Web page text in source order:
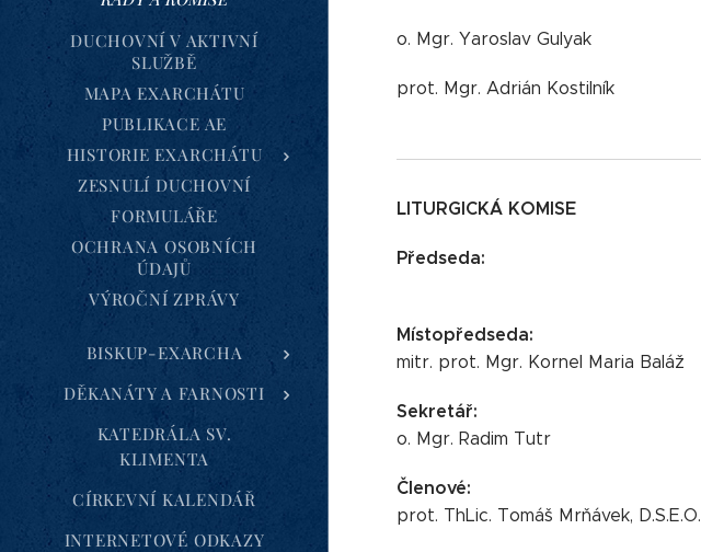
DUCHOVNÍ V AKTIVNÍ
SLUŽBĚ
MAPA EXARCHÁTU
PUBLIKACE AE
HISTORIE EXARCHÁTU
ZESNULÍ DUCHOVNÍ
FORMULÁŘE
OCHRANA OSOBNÍCH
ÚDAJŮ
VÝROČNÍ ZPRÁVY
BISKUP-EXARCHA
DĚKANÁTY A FARNOSTI
KATEDRÁLA SV.
KLIMENTA
CÍRKEVNÍ KALENDÁŘ
INTERNETOVÉ ODKAZY
o. Mgr. Yaroslav Gulyak
prot. Mgr. Adrián Kostilník
LITURGICKÁ KOMISE
Předseda:
Místopředseda:
mitr. prot. Mgr. Kornel Maria Baláž
Sekretář:
o. Mgr. Radim Tutr
Členové:
prot. ThLic. Tomáš Mrňávek, D.S.E.O.